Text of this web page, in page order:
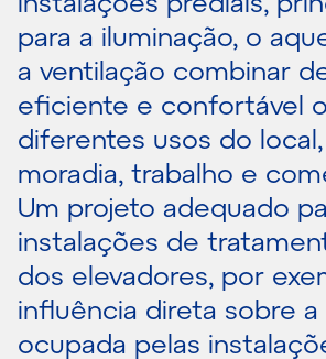
para a iluminação, o
a ventilação combinar
eficiente e confortável
diferentes usos do
moradia, trabalho e
Um projeto adequado
instalações de
dos elevadores, por
influência direta sobre a
ocupada pelas